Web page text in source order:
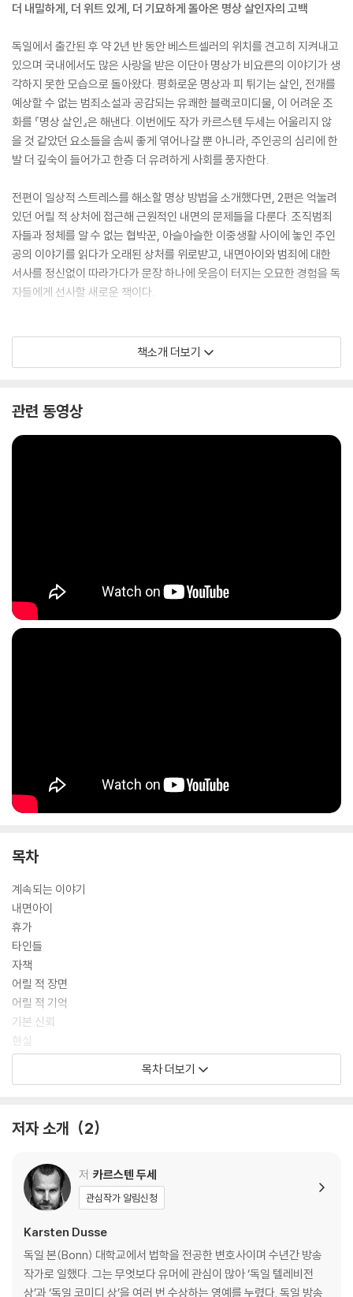
더 내밀하게, 더 위트 있게, 더 기묘하게 돌아온 명상 살인자의 고백
독일에서 출간된 후 약 2년 반 동안 베스트셀러의 위치를 견고히 지켜내고
있으며 국내에서도 많은 사랑을 받은 이단아 명상가 비요른의 이야기가 생
각하지 못한 모습으로 돌아왔다. 평화로운 명상과 피 튀기는 살인, 전개를
예상할 수 없는 범죄소설과 공감되는 유쾌한 블랙코미디물, 이 어려운 조
화를 『명상 살인』은 해낸다. 이번에도 작가 카르스텐 두세는 어울리지 않
을 것 같았던 요소들을 솜씨 좋게 엮어나갈 뿐 아니라, 주인공의 심리에 한
발 더 깊숙이 들어가고 한층 더 유려하게 사회를 풍자한다.
전편이 일상적 스트레스를 해소할 명상 방법을 소개했다면, 2편은 억눌려
있던 어릴 적 상처에 접근해 근원적인 내면의 문제들을 다룬다. 조직범죄
자들과 정체를 알 수 없는 협박꾼, 아슬아슬한 이중생활 사이에 놓인 주인
공의 이야기를 읽다가 오래된 상처를 위로받고, 내면아이와 범죄에 대한
서사를 정신없이 따라가다가 문장 하나에 웃음이 터지는 오묘한 경험을 독
자들에게 선사할 새로운 책이다.
책소개 더보기
관련 동영상
목차
계속되는 이야기
내면아이
휴가
타인들
자책
어릴 적 장면
어릴 적 기억
기본 신뢰
현실
생각의 방랑
‘순진한’과 ‘유치한’
부모
신조
어릴 적 소망
다시 쓰기
내면아이와 자녀
부족한 정보
목차 더보기
저자 소개 2
저 카르스텐 두세
관심작가 알림신청
Karsten Dusse
독일 본(Bonn) 대학교에서 법학을 전공한 변호사이며 수년간 방송
작가로 일했다. 그는 무엇보다 유머에 관심이 많아 ‘독일 텔레비전
상’과 ‘독일 코미디 상’을 여러 번 수상하는 영예를 누렸다. 독일 방송